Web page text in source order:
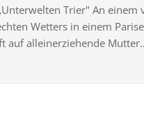
Trier" An
Wetters in einem
auf alleinerziehende